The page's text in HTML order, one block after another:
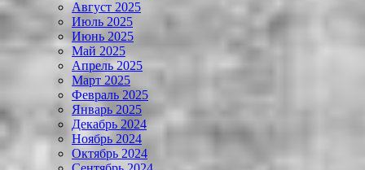
Август 2025
Июль 2025
Июнь 2025
Май 2025
Апрель 2025
Март 2025
Февраль 2025
Январь 2025
Декабрь 2024
Ноябрь 2024
Октябрь 2024